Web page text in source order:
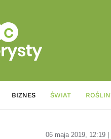
BIZNES ŚWIAT
06 maja 2019, 12:19